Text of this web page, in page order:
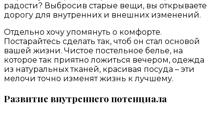
радости? Выбросив старые вещи, вы открываете
дорогу для внутренних и внешних изменений.
Отдельно хочу упомянуть о комфорте.
Постарайтесь сделать так, чтоб он стал основой
вашей жизни. Чистое постельное белье, на
которое так приятно ложиться вечером, одежда
из натуральных тканей, красивая посуда – эти
мелочи точно изменят жизнь к лучшему.
Развитие внутреннего потенциала